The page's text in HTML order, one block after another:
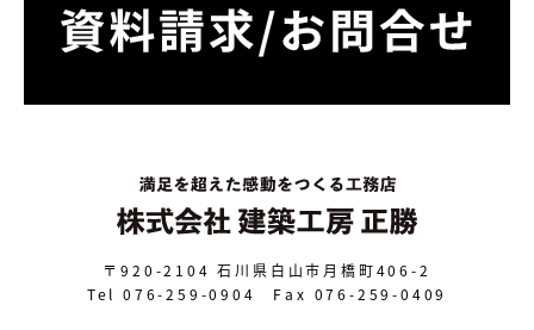
〒920-2104 石川県白山市月橋町406-2
Tel 076-259-0904 Fax 076-259-0409